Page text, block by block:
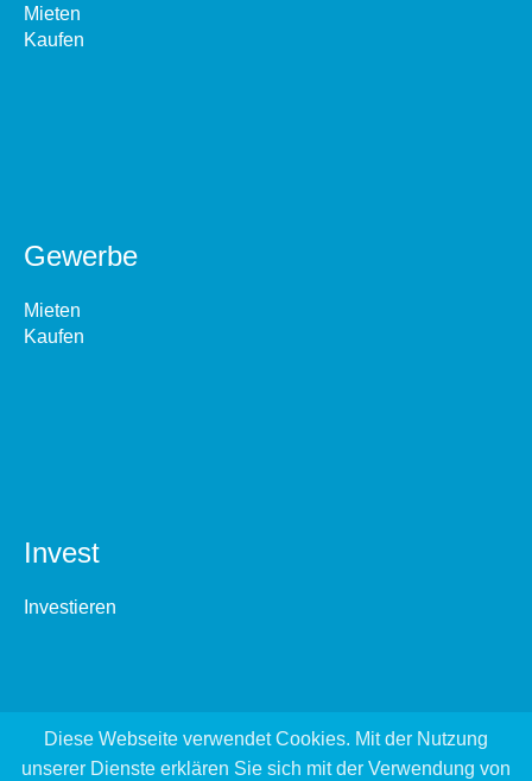
Mieten
Kaufen
Gewerbe
Mieten
Kaufen
Invest
Investieren
Diese Webseite verwendet Cookies. Mit der Nutzung
unserer Dienste erklären Sie sich mit der Verwendung von